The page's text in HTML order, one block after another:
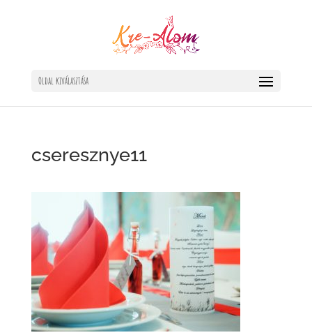
Oldal kiválasztása
cseresznye11